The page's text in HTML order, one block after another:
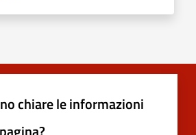
chiare le informazioni